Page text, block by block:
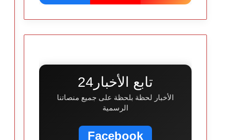
تابع الأخبار24
الأخبار لحظة بلحظة على جميع منصاتنا
الرسمية
Facebook